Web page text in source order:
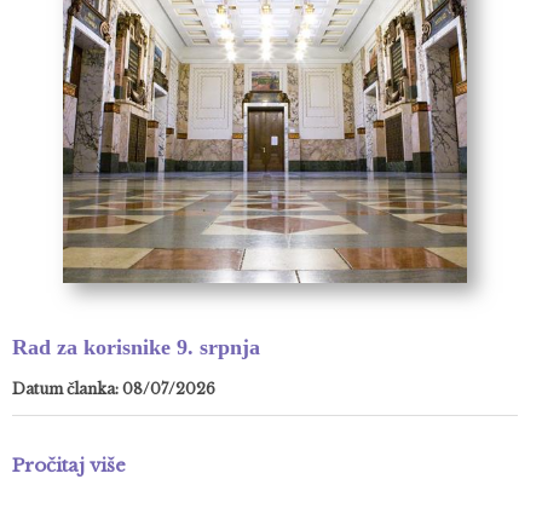
Rad za korisnike 9. srpnja
Datum članka: 08/07/2026
Pročitaj više